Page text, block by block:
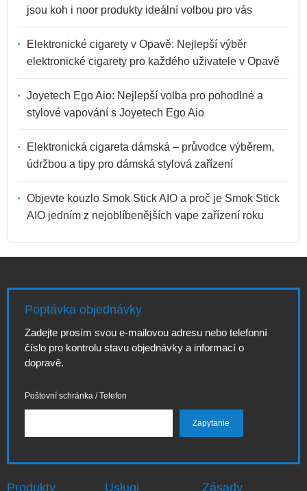
jsou koh i noor produkty ideální volbou pro vás
Elektronické cigarety v Opavě: Nejlepší výběr
elektronické cigarety pro každého uživatele v Opavě
Joyetech Ego Aio: Nejlepší volba pro pohodlné a
stylové vapování s Joyetech Ego Aio
Elektronická cigareta dámská – průvodce výběrem,
údržbou a tipy pro dámská stylová zařízení
Objevte kouzlo Smok Stick AIO a proč je Smok Stick
AIO jedním z nejoblíbenějších vape zařízení roku
Poptávka objednávky
Zadejte prosím svou e-mailovou adresu nebo telefonní
číslo pro kontrolu stavu objednávky a informací o
dopravě.
Poštovní schránka / Telefon
Produkty Usługi Zásady